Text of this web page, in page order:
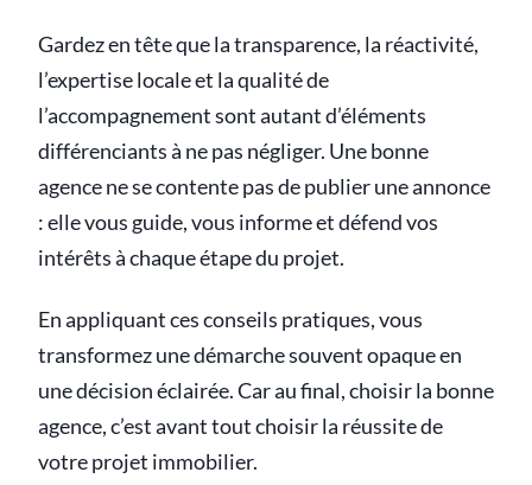
Gardez en tête que la transparence, la réactivité,
l’expertise locale et la qualité de
l’accompagnement sont autant d’éléments
différenciants à ne pas négliger. Une bonne
agence ne se contente pas de publier une annonce
: elle vous guide, vous informe et défend vos
intérêts à chaque étape du projet.
En appliquant ces conseils pratiques, vous
transformez une démarche souvent opaque en
une décision éclairée. Car au final, choisir la bonne
agence, c’est avant tout choisir la réussite de
votre projet immobilier.